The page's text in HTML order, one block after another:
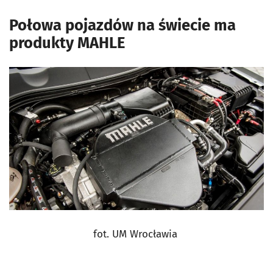
Połowa pojazdów na świecie ma
produkty MAHLE
fot. UM Wrocławia